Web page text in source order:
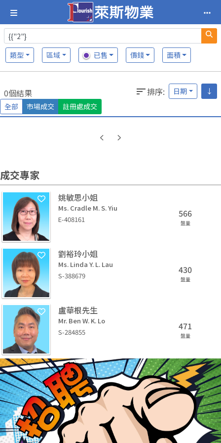
類型 區域 已售 價錢 面積
0個結果 排序: 日期
↓
全部
市場成交 註冊處成交
成交專家
姚敏思小姐
Ms. Cradle M. S. Yiu
E-408161
566
盤量
劉裕玲小姐
Ms. Linda Y. L. Lau
S-388679
430
盤量
盧華根先生
Mr. Ben W. K. Lo
S-284855
471
盤量